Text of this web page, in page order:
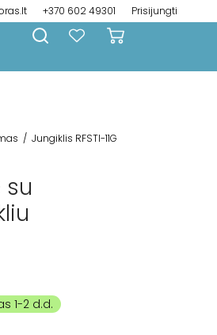
+370 602 49301 Prisijungti
/ Jungiklis RFSTI-11G
su